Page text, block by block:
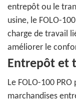
entrepôt ou le
usine, le FOLO-
charge de travail
améliorer le
Entrepôt et
Le FOLO-100
marchandises